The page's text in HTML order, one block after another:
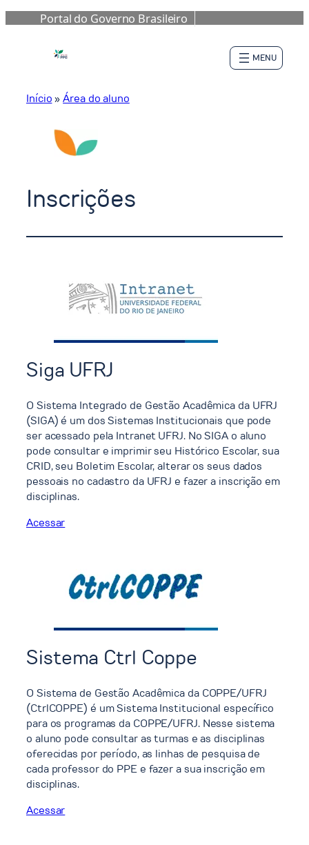
Portal do Governo Brasileiro
Início»Área do aluno
Inscrições
Siga UFRJ
O Sistema Integrado de Gestão Acadêmica da UFRJ
(SIGA) é um dos Sistemas Institucionais que pode
ser acessado pela Intranet UFRJ. No SIGA o aluno
pode consultar e imprimir seu Histórico Escolar, sua
CRID, seu Boletim Escolar, alterar os seus dados
pessoais no cadastro da UFRJ e fazer a inscrição em
disciplinas.
Acessar
Sistema Ctrl Coppe
O Sistema de Gestão Acadêmica da COPPE/UFRJ
(CtrlCOPPE) é um Sistema Institucional específico
para os programas da COPPE/UFRJ. Nesse sistema
o aluno pode consultar as turmas e as disciplinas
oferecidas por período, as linhas de pesquisa de
cada professor do PPE e fazer a sua inscrição em
disciplinas.
Acessar